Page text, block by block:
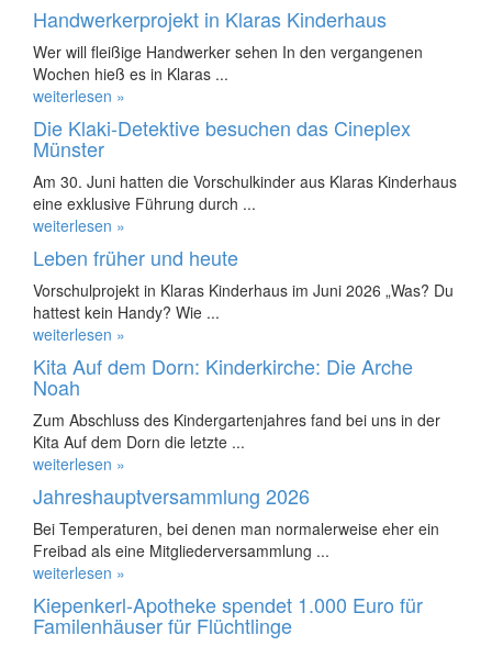
Handwerkerprojekt in Klaras Kinderhaus
Wer will fleißige Handwerker sehen In den vergangenen
Wochen hieß es in Klaras ...
weiterlesen »
Die Klaki-Detektive besuchen das Cineplex
Münster
Am 30. Juni hatten die Vorschulkinder aus Klaras Kinderhaus
eine exklusive Führung durch ...
weiterlesen »
Leben früher und heute
Vorschulprojekt in Klaras Kinderhaus im Juni 2026 „Was? Du
hattest kein Handy? Wie ...
weiterlesen »
Kita Auf dem Dorn: Kinderkirche: Die Arche
Noah
Zum Abschluss des Kindergartenjahres fand bei uns in der
Kita Auf dem Dorn die letzte ...
weiterlesen »
Jahreshauptversammlung 2026
Bei Temperaturen, bei denen man normalerweise eher ein
Freibad als eine Mitgliederversammlung ...
weiterlesen »
Kiepenkerl-Apotheke spendet 1.000 Euro für
Familenhäuser für Flüchtlinge